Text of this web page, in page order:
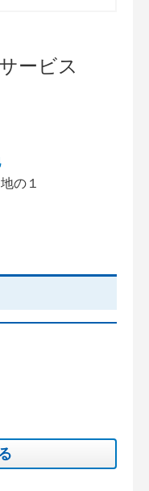
ービス
の１